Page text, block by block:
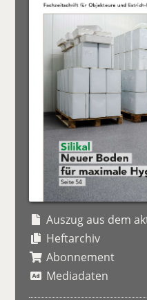
Auszug aus dem
Heftarchiv
Abonnement
Mediadaten